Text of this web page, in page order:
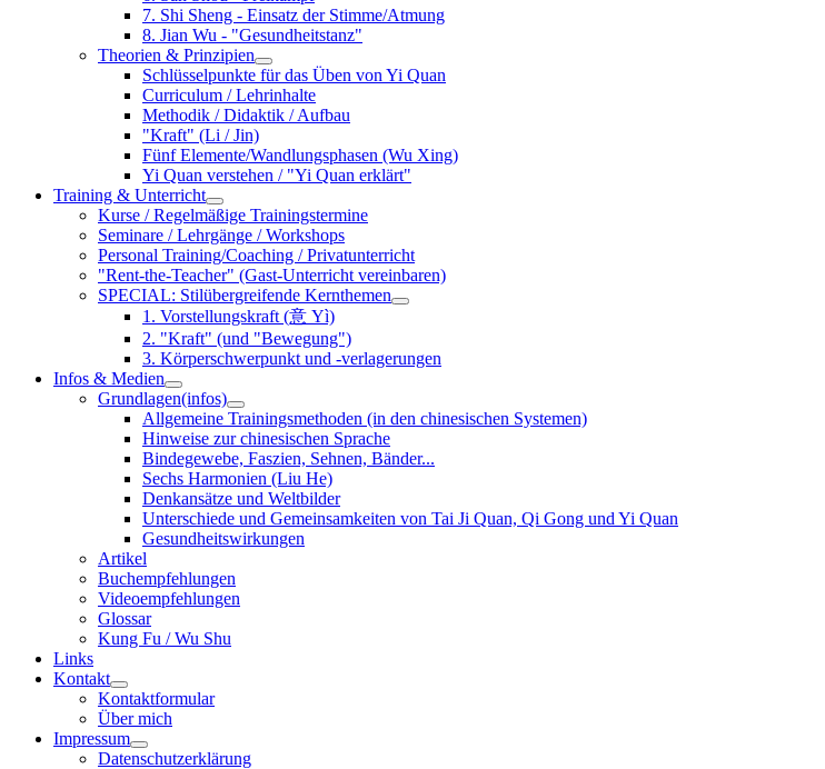
7. Shi Sheng - Einsatz der Stimme/Atmung
8. Jian Wu - "Gesundheitstanz"
Theorien & Prinzipien
Schlüsselpunkte für das Üben von Yi Quan
Curriculum / Lehrinhalte
Methodik / Didaktik / Aufbau
"Kraft" (Li / Jin)
Fünf Elemente/Wandlungsphasen (Wu Xing)
Yi Quan verstehen / "Yi Quan erklärt"
Training & Unterricht
Kurse / Regelmäßige Trainingstermine
Seminare / Lehrgänge / Workshops
Personal Training/Coaching / Privatunterricht
"Rent-the-Teacher" (Gast-Unterricht vereinbaren)
SPECIAL: Stilübergreifende Kernthemen
1. Vorstellungskraft (意 Yì)
2. "Kraft" (und "Bewegung")
3. Körperschwerpunkt und -verlagerungen
Infos & Medien
Grundlagen(infos)
Allgemeine Trainingsmethoden (in den chinesischen Systemen)
Hinweise zur chinesischen Sprache
Bindegewebe, Faszien, Sehnen, Bänder...
Sechs Harmonien (Liu He)
Denkansätze und Weltbilder
Unterschiede und Gemeinsamkeiten von Tai Ji Quan, Qi Gong und Yi Quan
Gesundheitswirkungen
Artikel
Buchempfehlungen
Videoempfehlungen
Glossar
Kung Fu / Wu Shu
Links
Kontakt
Kontaktformular
Über mich
Impressum
Datenschutzerklärung